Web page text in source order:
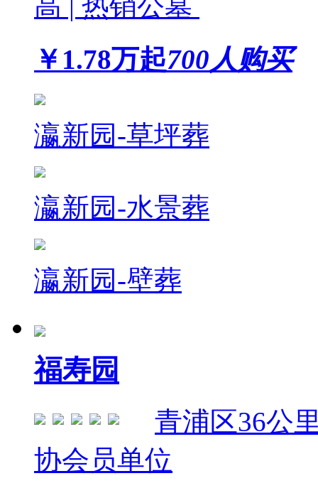
￥ 1.78万起700人购买
瀛新园-草坪葬
瀛新园-水景葬
瀛新园-壁葬
福寿园
青浦区36公
协会员单位